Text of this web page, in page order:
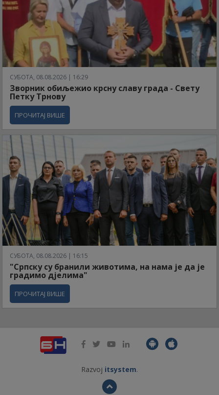
СУБОТА, 08.08.2026 | 16:29
Зворник обиљежио крсну славу града - Свету
Петку Трнову
ПРОЧИТАЈ ВИШЕ
СУБОТА, 08.08.2026 | 16:15
"Српску су бранили животима, на нама је да је
градимо дјелима"
ПРОЧИТАЈ ВИШЕ
Razvoj itsystem.